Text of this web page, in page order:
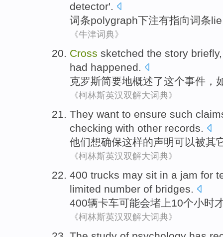
detector'.
词条polygraph下注有指向词条lie
《牛津词典》
Cross sketched the story briefly
had happened.
克罗斯简要地概述了这个事件，
《柯林斯英汉双解大词典》
They want to ensure such
checking with other records.
他们想确保这样的声明可以被其
《柯林斯英汉双解大词典》
400 trucks may sit in a jam for
limited number of bridges.
400辆卡车可能会堵上10个小时
《柯林斯英汉双解大词典》